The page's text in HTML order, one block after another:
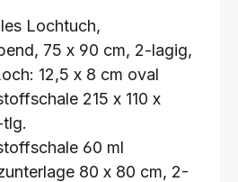
Lochtuch,
75 x 90 cm, 2-lagig,
12,5 x 8 cm oval
215 x 110 x
60 ml
80 x 80 cm, 2-